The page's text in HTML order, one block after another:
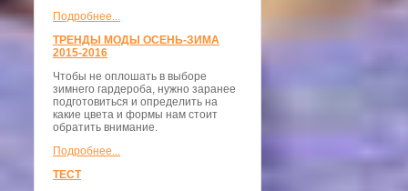
Подробнее...
ТРЕНДЫ МОДЫ ОСЕНЬ-ЗИМА
2015-2016
Чтобы не оплошать в выборе
зимнего гардероба, нужно заранее
подготовиться и определить на
какие цвета и формы нам стоит
обратить внимание.
Подробнее...
ТЕСТ